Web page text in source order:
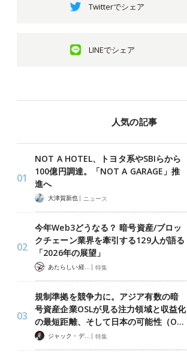
Twitterでシェア
LINEでシェア
人気の記事
NOT A HOTEL、トヨタ系やSBIらから
100億円調達。「NOT A GARAGE」推
進へ
大津賀新也 | ニュース
今年Web3どうなる？ 暗号資産/ブロッ
クチェーン業界を牽引する129人が語る
「2026年の展望」
あたらしい経済 編集部 | 特集
規制準拠を競争力に。アジア有数の暗
号資産企業OSLが見る注力領域と収益化
の最短距離、そして日本の可能性（O…
ジャック・デロン（Jack Derong） | 特集